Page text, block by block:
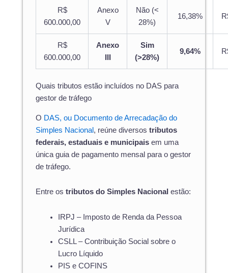
R$
600.000,00
Anexo
V
Não (<
28%)
16,38%
R$
600.000,00
Anexo
III
Sim
(>28%)
9,64%
Quais tributos estão incluídos no DAS para
gestor de tráfego
O DAS, ou Documento de Arrecadação do
Simples Nacional , reúne diversos tributos
federais, estaduais e municipais em uma
única guia de pagamento mensal para o gestor
de tráfego.
Entre os tributos do Simples Nacional estão:
IRPJ – Imposto de Renda da Pessoa
Jurídica
CSLL – Contribuição Social sobre o
Lucro Líquido
PIS e COFINS